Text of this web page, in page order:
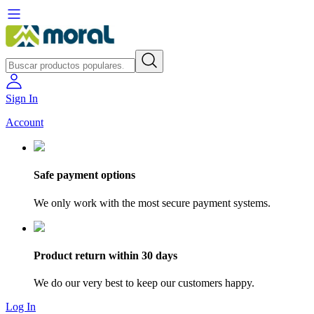
Sign In
Account
Safe payment options
We only work with the most secure payment systems.
Product return within 30 days
We do our very best to keep our customers happy.
Log In